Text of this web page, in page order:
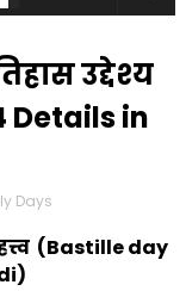
उद्देश्य
Details in
Days
(Bastille day